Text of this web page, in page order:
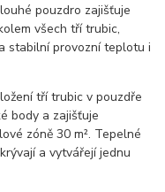
pouzdro zajišťuje
všech tří trubic,
stabilní provozní teplotu i
tří trubic v pouzdře
body a zajišťuje
zóně 30 m². Tepelné
a vytvářejí jednu